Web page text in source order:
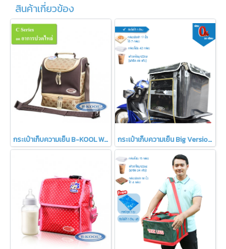
สินค้าเกี่ยวข้อง
กระเป๋าเก็บความเย็น B-KOOL Working Mom C กระเป๋าเก็บความเย็น Big Version B-KOOL